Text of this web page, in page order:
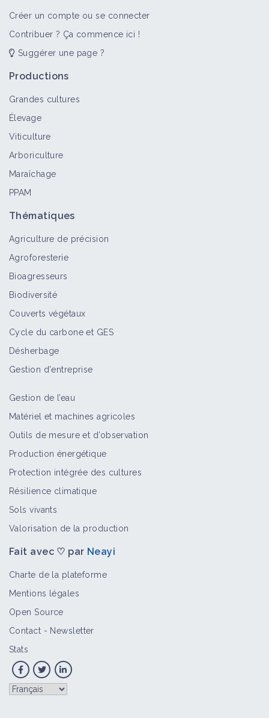
Créer un compte ou se connecter
Contribuer ? Ça commence ici !
Suggérer une page ?
Productions
Grandes cultures
Élevage
Viticulture
Arboriculture
Maraîchage
PPAM
Thématiques
Agriculture de précision
Agroforesterie
Bioagresseurs
Biodiversité
Couverts végétaux
Cycle du carbone et GES
Désherbage
Gestion d'entreprise
Gestion de l’eau
Matériel et machines agricoles
Outils de mesure et d’observation
Production énergétique
Protection intégrée des cultures
Résilience climatique
Sols vivants
Valorisation de la production
Fait avec ♡ par Neayi
Charte de la plateforme
Mentions légales
Open Source
Contact - Newsletter
Stats